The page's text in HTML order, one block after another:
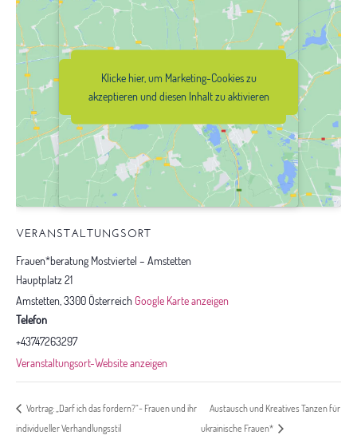
VERANSTALTUNGSORT
Frauen*beratung Mostviertel – Amstetten
Hauptplatz 21
Amstetten 3300 Österreich Google Karte anzeigen
Telefon
+43747263297
Veranstaltungsort-Website anzeigen
akzeptieren und diesen Inhalt zu
aktivieren
Klicke hier, um Marketing-Cookies zu
akzeptieren und diesen Inhalt zu aktivieren
Vortrag: „Darf ich das fordern?“- Frauen und ihr
individueller Verhandlungsstil
Austausch und Kreatives Tanzen für
ukrainische Frauen*